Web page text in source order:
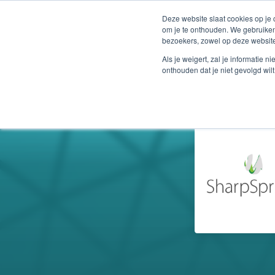
Deze website slaat cookies op
om je te onthouden. We
bezoekers, zowel op deze
Als je weigert, zal je informatie
onthouden dat je niet gevolgd